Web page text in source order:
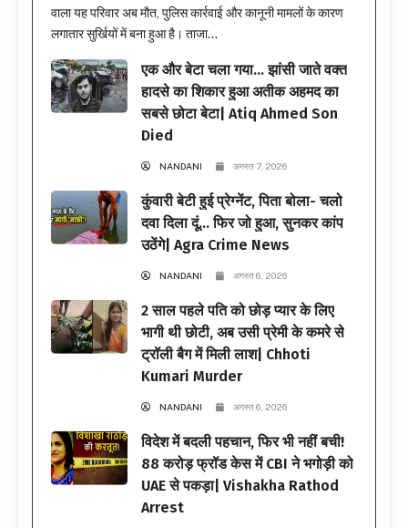
वाला यह परिवार अब मौत, पुलिस कार्रवाई और कानूनी मामलों के कारण
लगातार सुर्खियों में बना हुआ है। ताजा...
एक और बेटा चला गया… झांसी जाते वक्त
हादसे का शिकार हुआ अतीक अहमद का
सबसे छोटा बेटा| Atiq Ahmed Son
Died
NANDANI अगस्त 7, 2026
कुंवारी बेटी हुई प्रेग्नेंट, पिता बोला- चलो
दवा दिला दूं… फिर जो हुआ, सुनकर कांप
उठेंगे| Agra Crime News
NANDANI अगस्त 6, 2026
2 साल पहले पति को छोड़ प्यार के लिए
भागी थी छोटी, अब उसी प्रेमी के कमरे से
ट्रॉली बैग में मिली लाश| Chhoti
Kumari Murder
NANDANI अगस्त 6, 2026
विदेश में बदली पहचान, फिर भी नहीं बची!
88 करोड़ फ्रॉड केस में CBI ने भगोड़ी को
UAE से पकड़ा| Vishakha Rathod
Arrest